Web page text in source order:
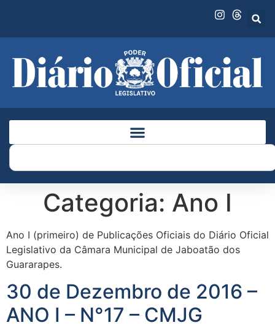
Categoria: Ano I
Ano I (primeiro) de Publicações Oficiais do Diário Oficial
Legislativo da Câmara Municipal de Jaboatão dos
Guararapes.
30 de Dezembro de 2016 –
ANO I – N°17 – CMJG